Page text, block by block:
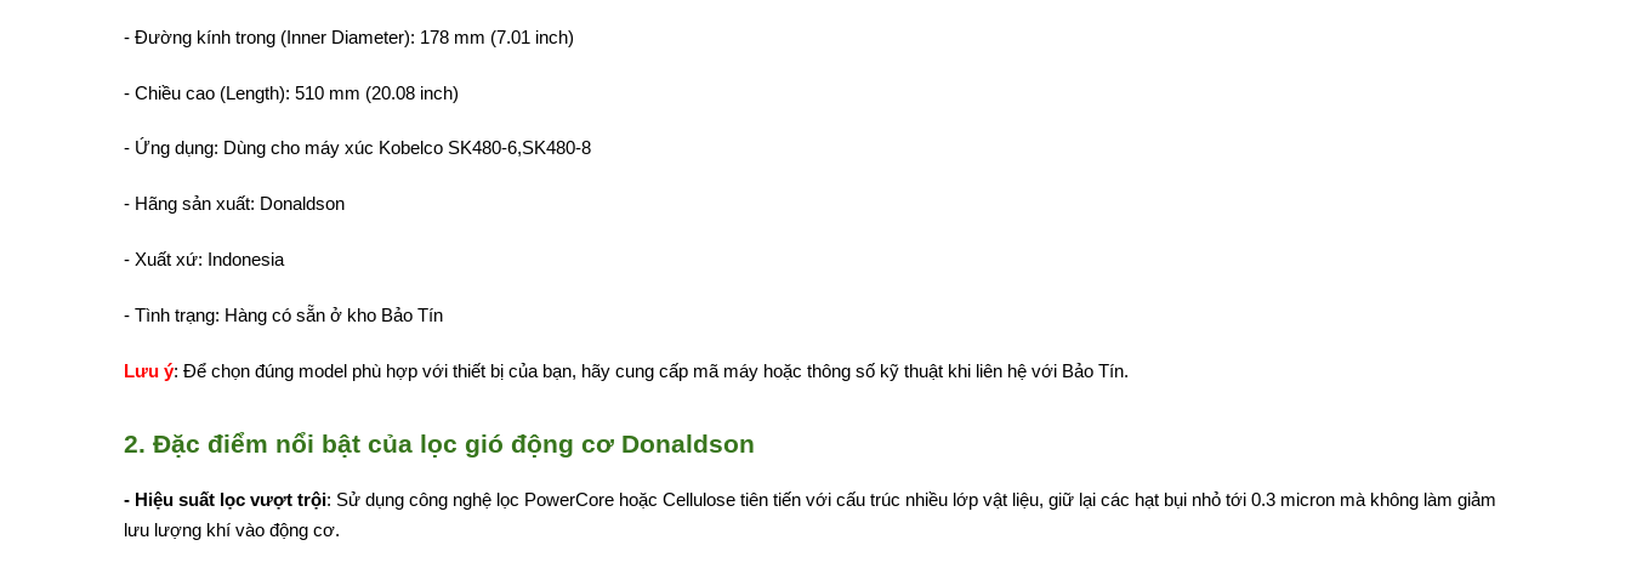
- Đường kính trong (Inner Diameter): 178 mm (7.01 inch)
- Chiều cao (Length): 510 mm (20.08 inch)
- Ứng dụng: Dùng cho máy xúc Kobelco SK480-6,SK480-8
- Hãng sản xuất: Donaldson
- Xuất xứ: Indonesia
- Tình trạng: Hàng có sẵn ở kho Bảo Tín
Lưu ý: Để chọn đúng model phù hợp với thiết bị của bạn, hãy cung cấp mã máy hoặc thông số kỹ thuật khi liên hệ với Bảo Tín.
2. Đặc điểm nổi bật của lọc gió động cơ Donaldson
- Hiệu suất lọc vượt trội: Sử dụng công nghệ lọc PowerCore hoặc Cellulose tiên tiến với cấu trúc nhiều lớp vật liệu, giữ lại các hạt bụi nhỏ tới 0.3 micron mà không làm giảm
lưu lượng khí vào động cơ.